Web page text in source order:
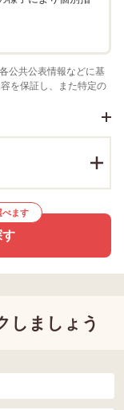
公共公表情報などに基
を保証し、また特定の
ます
しましょう